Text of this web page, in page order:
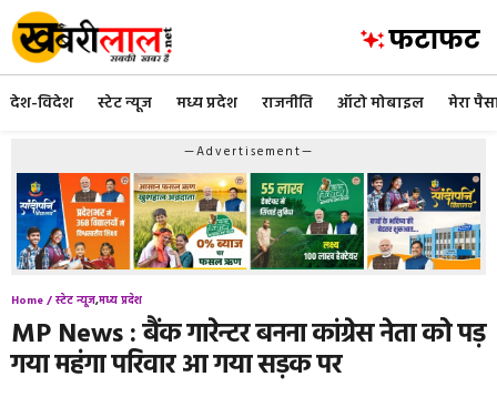
Skip
to
content
देश-विदेश स्टेट न्यूज मध्य प्रदेश राजनीति ऑटो मोबाइल मेरा
—Advertisement—
Home /स्टेट न्यूज,मध्य प्रदेश
MP News : बैंक गारेन्टर बनना कांग्रेस नेता को पड़
गया महंगा परिवार आ गया सड़क पर